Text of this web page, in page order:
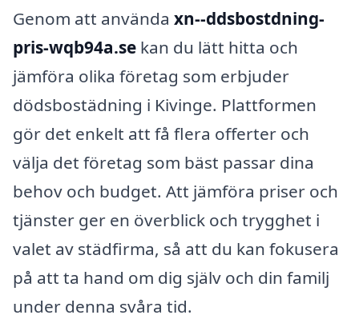
Genom att använda xn--ddsbostdning-
pris-wqb94a.se kan du lätt hitta och
jämföra olika företag som erbjuder
dödsbostädning i Kivinge. Plattformen
gör det enkelt att få flera offerter och
välja det företag som bäst passar dina
behov och budget. Att jämföra priser och
tjänster ger en överblick och trygghet i
valet av städfirma, så att du kan fokusera
på att ta hand om dig själv och din familj
under denna svåra tid.